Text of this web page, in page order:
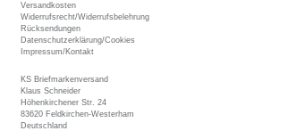
Versandkosten
Widerrufsrecht/Widerrufsbelehrung
Rücksendungen
Datenschutzerklärung/Cookies
Impressum/Kontakt
KS Briefmarkenversand
Klaus Schneider
Höhenkirchener Str. 24
83620 Feldkirchen-Westerham
Deutschland